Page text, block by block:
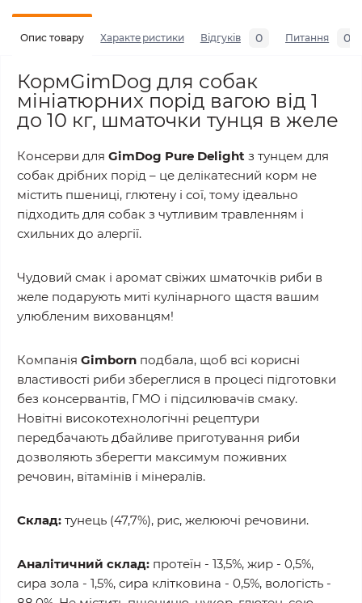
Опис товару Характеристики Відгуків 0 Питання 0
КормGimDog для собак
мініатюрних порід вагою від 1
до 10 кг, шматочки тунця в желе
Консерви для GimDog Pure Delight з тунцем для
собак дрібних порід – це делікатесний корм не
містить пшениці, глютену і сої, тому ідеально
підходить для собак з чутливим травленням і
схильних до алергії.
Чудовий смак і аромат свіжих шматочків риби в
желе подарують миті кулінарного щастя вашим
улюбленим вихованцям!
Компанія Gimborn подбала, щоб всі корисні
властивості риби збереглися в процесі підготовки
без консервантів, ГМО і підсилювачів смаку.
Новітні високотехнологічні рецептури
передбачають дбайливе приготування риби
дозволяють зберегти максимум поживних
речовин, вітамінів і мінералів.
Склад: тунець (47,7%), рис, желюючі речовини.
Аналітичний склад: протеїн - 13,5%, жир - 0,5%,
сира зола - 1,5%, сира клітковина - 0,5%, вологість -